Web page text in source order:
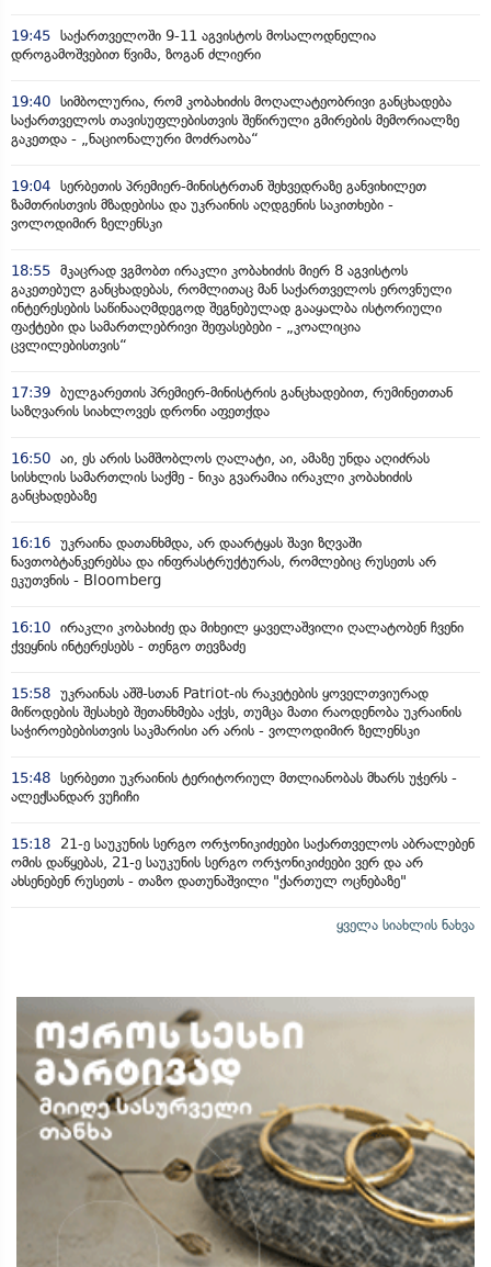
19:45 საქართველოში 9-11 აგვისტოს მოსალოდნელია
დროგამოშვებით წვიმა, ზოგან ძლიერი
19:40 სიმბოლურია, რომ კობახიძის მოღალატეობრივი განცხადება
საქართველოს თავისუფლებისთვის შეწირული გმირების მემორიალზე
გაკეთდა - „ნაციონალური მოძრაობა“
19:04 სერბეთის პრემიერ-მინისტრთან შეხვედრაზე განვიხილეთ
ზამთრისთვის მზადებისა და უკრაინის აღდგენის საკითხები -
ვოლოდიმირ ზელენსკი
18:55 მკაცრად ვგმობთ ირაკლი კობახიძის მიერ 8 აგვისტოს
გაკეთებულ განცხადებას, რომლითაც მან საქართველოს ეროვნული
ინტერესების საწინააღმდეგოდ შეგნებულად გააყალბა ისტორიული
ფაქტები და სამართლებრივი შეფასებები - „კოალიცია
ცვლილებისთვის“
17:39 ბულგარეთის პრემიერ-მინისტრის განცხადებით, რუმინეთთან
საზღვარის სიახლოვეს დრონი აფეთქდა
16:50 აი, ეს არის სამშობლოს ღალატი, აი, ამაზე უნდა აღიძრას
სისხლის სამართლის საქმე - ნიკა გვარამია ირაკლი კობახიძის
განცხადებაზე
16:16 უკრაინა დათანხმდა, არ დაარტყას შავი ზღვაში
ნავთობტანკერებსა და ინფრასტრუქტურას, რომლებიც რუსეთს არ
ეკუთვნის - Bloomberg
16:10 ირაკლი კობახიძე და მიხეილ ყაველაშვილი ღალატობენ ჩვენი
ქვეყნის ინტერესებს - თენგო თევზაძე
15:58 უკრაინას აშშ-სთან Patriot-ის რაკეტების ყოველთვიურად
მიწოდების შესახებ შეთანხმება აქვს, თუმცა მათი რაოდენობა უკრაინის
საჭიროებებისთვის საკმარისი არ არის - ვოლოდიმირ ზელენსკი
15:48 სერბეთი უკრაინის ტერიტორიულ მთლიანობას მხარს უჭერს -
ალექსანდარ ვუჩიჩი
15:18
21-ე საუკუნის სერგო ორჯონიკიძეები საქართველოს აბრალებენ
ომის დაწყებას, 21-ე საუკუნის სერგო ორჯონიკიძეები ვერ და არ
ახსენებენ რუსეთს - თაზო დათუნაშვილი "ქართულ ოცნებაზე"
ყველა სიახლის ნახვა